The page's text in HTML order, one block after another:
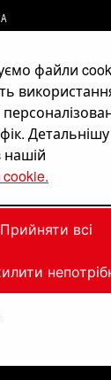
файли
cookie.
Прийняти всі
що прочитав і приймаю